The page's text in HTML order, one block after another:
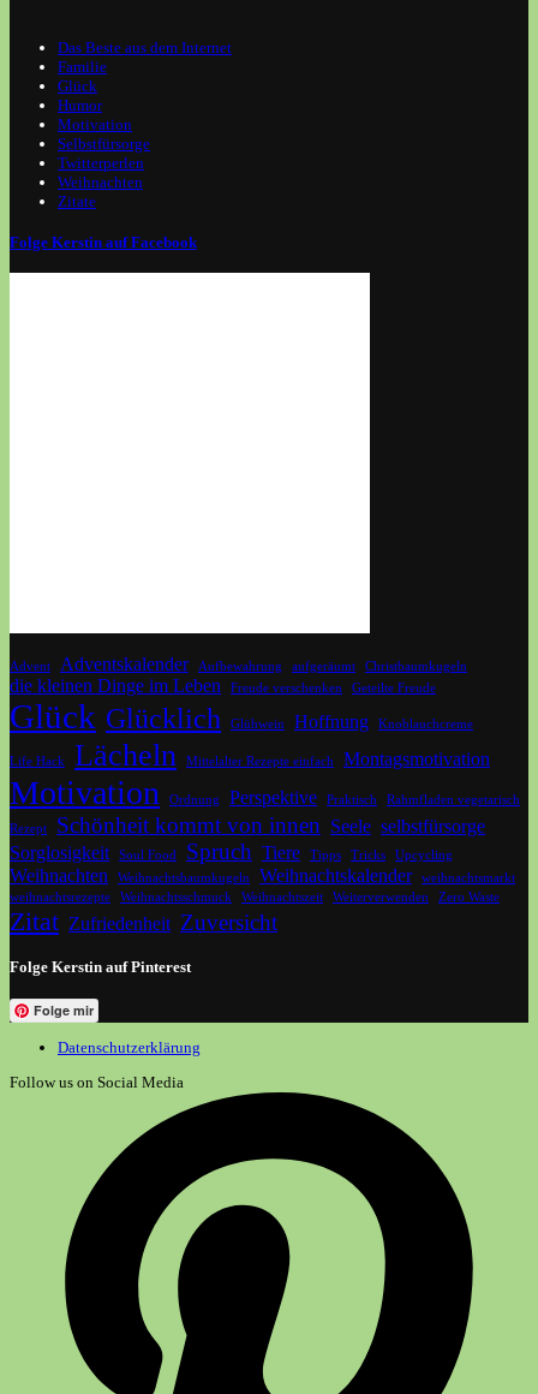
Das Beste aus dem Internet
Familie
Glück
Humor
Motivation
Selbstfürsorge
Twitterperlen
Weihnachten
Zitate
Folge Kerstin auf Facebook
Advent Adventskalender Aufbewahrung aufgeräumt Christbaumkugeln
die kleinen Dinge im Leben Freude verschenken Geteilte Freude
Glück Glücklich Glühwein Hoffnung Knoblauchcreme
Life Hack Lächeln Mittelalter Rezepte einfach Montagsmotivation
Motivation Ordnung Perspektive Praktisch Rahmfladen vegetarisch
Rezept Schönheit kommt von innen Seele selbstfürsorge
Sorglosigkeit
Soul Food Spruch Tiere Tipps Tricks Upcycling
Weihnachten Weihnachtsbaumkugeln Weihnachtskalender
weihnachtsmarkt
weihnachtsrezepte
Weihnachtsschmuck Weihnachtszeit Weiterverwenden Zero Waste
Zitat Zufriedenheit Zuversicht
Folge Kerstin auf Pinterest
Folge mir
Datenschutzerklärung
Follow us on Social Media